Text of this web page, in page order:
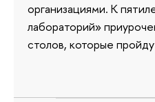
организациями. К
лабораторий»
столов, которые